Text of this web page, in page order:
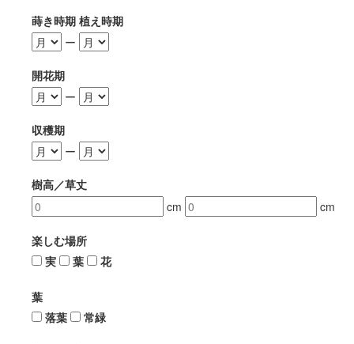
蒔き時期 植え時期
ー
開花期
ー
収穫期
ー
樹高／草丈
cm
cm
楽しむ場所
実
葉 花
葉
落葉
常緑